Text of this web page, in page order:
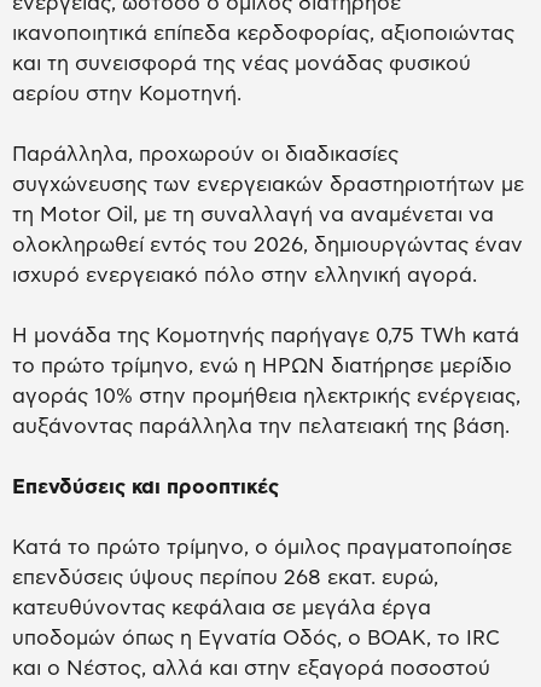
ικανοποιητικά επίπεδα κερδοφορίας, αξιοποιώντας
και τη συνεισφορά της νέας μονάδας φυσικού
αερίου στην Κομοτηνή.
Παράλληλα, προχωρούν οι διαδικασίες
συγχώνευσης των ενεργειακών δραστηριοτήτων με
τη Motor Oil, με τη συναλλαγή να αναμένεται να
ολοκληρωθεί εντός του 2026, δημιουργώντας έναν
ισχυρό ενεργειακό πόλο στην ελληνική αγορά.
Η μονάδα της Κομοτηνής παρήγαγε 0,75 TWh κατά
το πρώτο τρίμηνο, ενώ η ΗΡΩΝ διατήρησε μερίδιο
αγοράς 10% στην προμήθεια ηλεκτρικής ενέργειας,
αυξάνοντας παράλληλα την πελατειακή της βάση.
Επενδύσεις και προοπτικές
Κατά το πρώτο τρίμηνο, ο όμιλος πραγματοποίησε
επενδύσεις ύψους περίπου 268 εκατ. ευρώ,
κατευθύνοντας κεφάλαια σε μεγάλα έργα
υποδομών όπως η Εγνατία Οδός, ο ΒΟΑΚ, το IRC
και ο Νέστος, αλλά και στην εξαγορά ποσοστού